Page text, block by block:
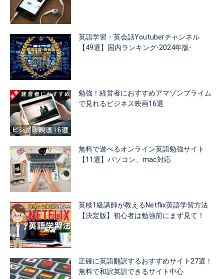
英語学習・英会話Youtuberチャンネル
【49選】国内ランキング-2024年版-
勉強！経営者におすすめアマゾンプライム
で見れるビジネス映画16選
無料で遊べるオンライン英語勉強サイト
【11選】パソコン、mac対応
英検1級講師が教えるNetflix英語学習方法
【決定版】初心者は勉強前にまず見て！
正確に英語翻訳するおすすめサイト27選！
無料で和訳英訳できるサイト中心